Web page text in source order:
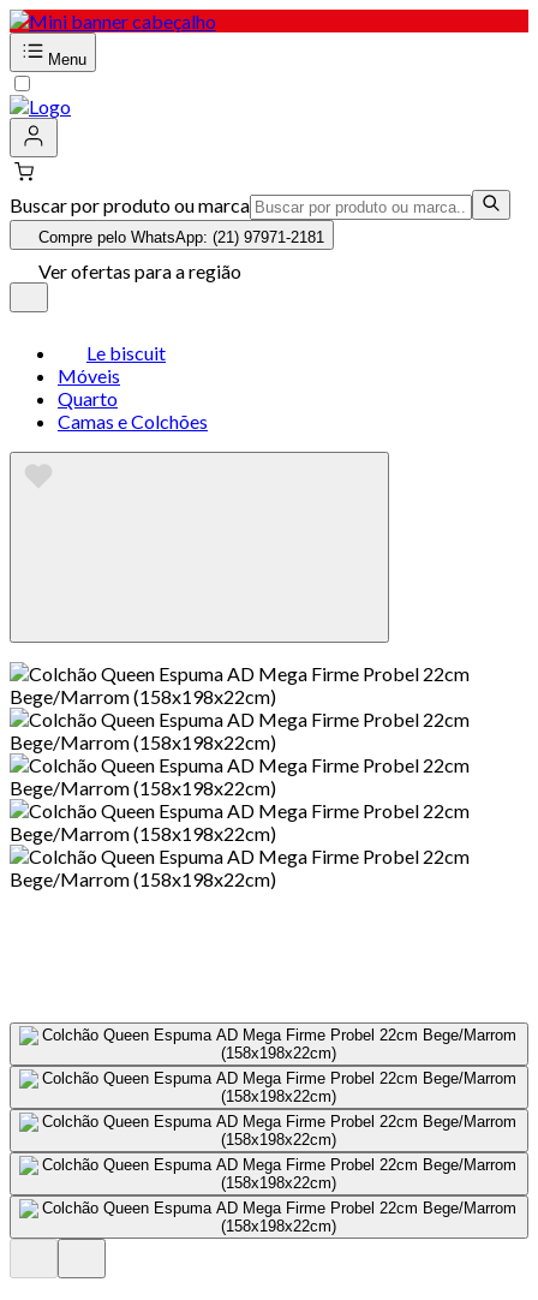
Menu
Buscar por produto ou marca
Compre pelo WhatsApp: (21) 97971-2181
Ver ofertas para a região
Le biscuit
Móveis
Quarto
Camas e Colchões